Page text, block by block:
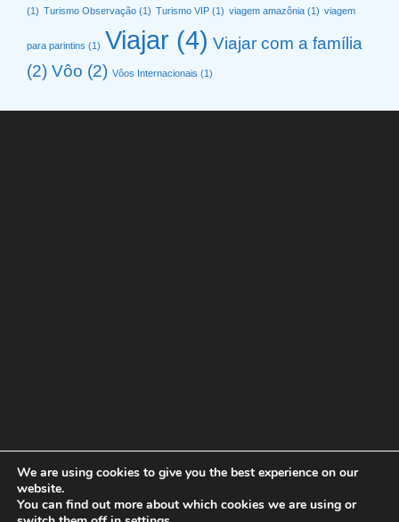
(1) Turismo Observação (1) Turismo VIP (1) viagem amazônia (1) viagem
para parintins (1) Viajar (4) Viajar com a família
(2) Vôo (2) Vôos Internacionais (1)
We are using cookies to give you the best experience on our
website.
You can find out more about which cookies we are using or